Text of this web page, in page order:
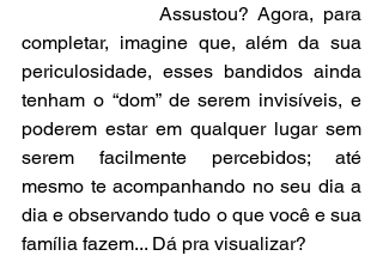
completar, imagine que, além da sua
periculosidade, esses bandidos ainda
tenham o “dom” de serem invisíveis, e
poderem estar em qualquer lugar sem
serem facilmente percebidos; até
mesmo te acompanhando no seu dia a
dia e observando tudo o que você e sua
família fazem... Dá pra visualizar?